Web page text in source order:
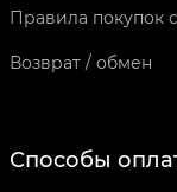
Правила покупок
Возврат / обмен
Способы